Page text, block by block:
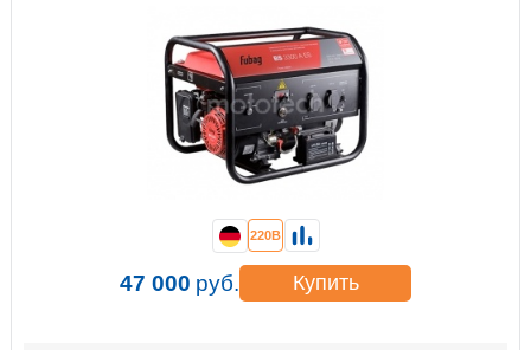
220В
47 000 руб. Купить